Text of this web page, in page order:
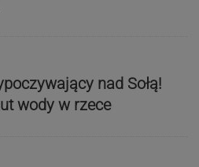
nad Sołą!
wody w rzece